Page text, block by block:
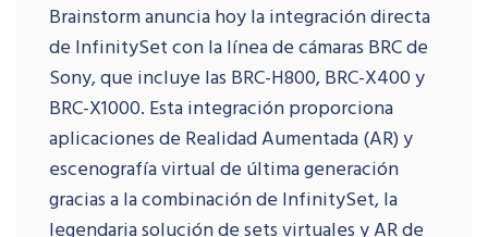
Brainstorm anuncia hoy la integración directa
de InfinitySet con la línea de cámaras BRC de
Sony, que incluye las BRC-H800, BRC-X400 y
BRC-X1000. Esta integración proporciona
aplicaciones de Realidad Aumentada (AR) y
escenografía virtual de última generación
gracias a la combinación de InfinitySet, la
legendaria solución de sets virtuales y AR de